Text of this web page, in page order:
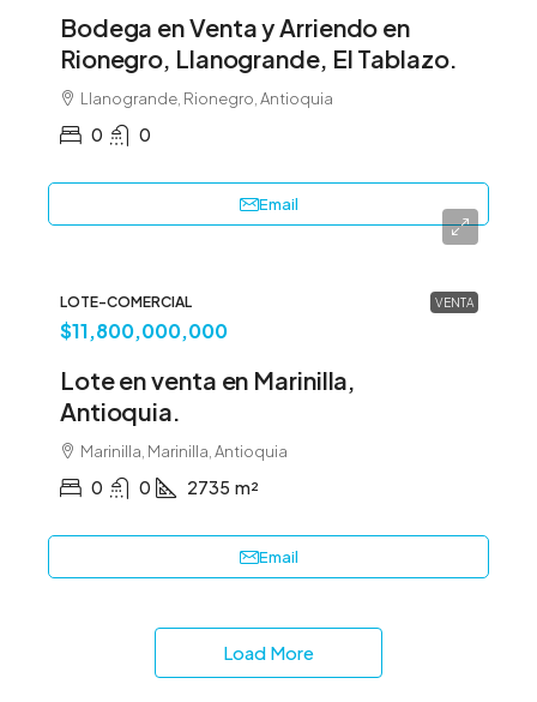
Bodega en Venta y Arriendo en
Rionegro, Llanogrande, El Tablazo.
Llanogrande, Rionegro, Antioquia
0 0
Email
VENTA
LOTE-COMERCIAL
$11,800,000,000
Lote en venta en Marinilla,
Antioquia.
Marinilla, Marinilla, Antioquia
0 0 2735 m²
Email
Load More